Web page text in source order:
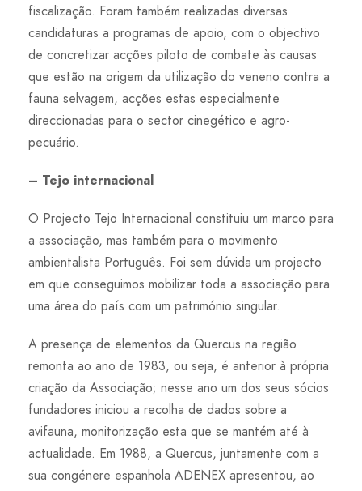
fiscalização. Foram também realizadas diversas
candidaturas a programas de apoio, com o objectivo
de concretizar acções piloto de combate às causas
que estão na origem da utilização do veneno contra a
fauna selvagem, acções estas especialmente
direccionadas para o sector cinegético e agro-
pecuário.
– Tejo internacional
O Projecto Tejo Internacional constituiu um marco para
a associação, mas também para o movimento
ambientalista Português. Foi sem dúvida um projecto
em que conseguimos mobilizar toda a associação para
uma área do país com um património singular.
A presença de elementos da Quercus na região
remonta ao ano de 1983, ou seja, é anterior à própria
criação da Associação; nesse ano um dos seus sócios
fundadores iniciou a recolha de dados sobre a
avifauna, monitorização esta que se mantém até à
actualidade. Em 1988, a Quercus, juntamente com a
sua congénere espanhola ADENEX apresentou, ao